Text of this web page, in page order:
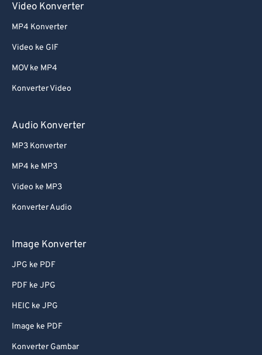
Video Konverter
MP4 Konverter
Video ke GIF
MOV ke MP4
Konverter Video
Audio Konverter
MP3 Konverter
MP4 ke MP3
Video ke MP3
Konverter Audio
Image Konverter
JPG ke PDF
PDF ke JPG
HEIC ke JPG
Image ke PDF
Konverter Gambar